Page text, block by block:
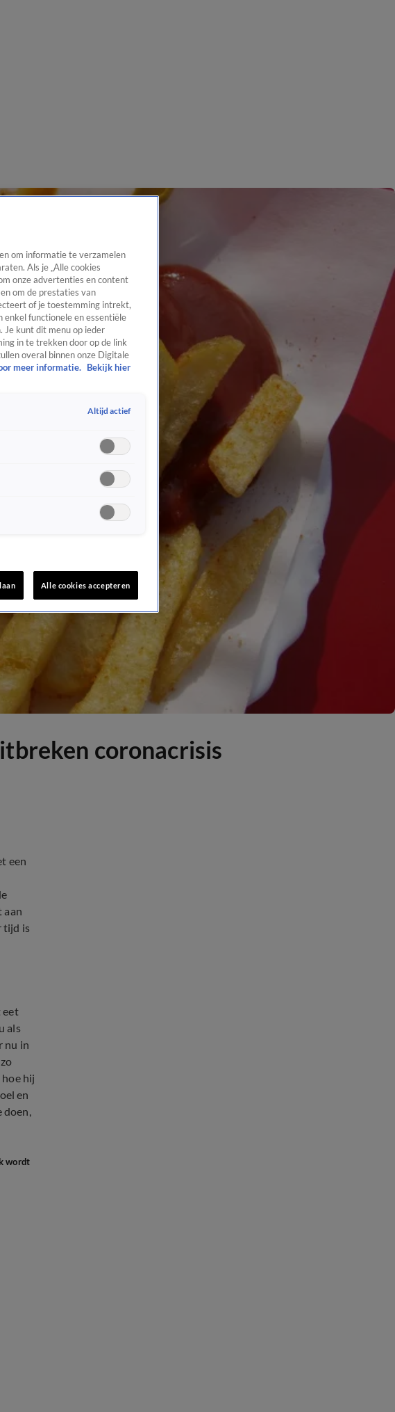
coronacrisis
een
aan
tijd is
eet
als
nu in
hij
en
doen,
wordt
om informatie te verzamelen
Als je „Alle cookies
onze advertenties en content
om de prestaties van
of je toestemming intrekt,
enkel functionele en essentiële
Je kunt dit menu op ieder
in te trekken door op de link
overal binnen onze Digitale
meer informatie.
Bekijk hier
Altijd actief
Alle cookies accepteren